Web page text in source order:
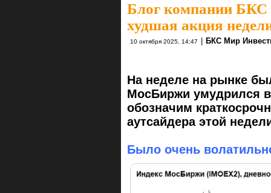
Блог компании БКС
худшая акция
10 октября 2025, 14:47 БКС Мир
На неделе на рынке
МосБиржи умудрился
обозначим
аутсайдера этой
Было очень